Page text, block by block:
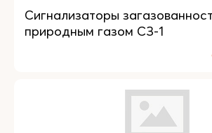
Сигнализаторы
природным газом СЗ-1